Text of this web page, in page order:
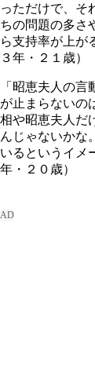
っただけで、そ
ちの問題の多さ
ら支持率が上が
３年・２１歳）
「昭恵夫人の
が止まらないの
相や昭恵夫人だ
んじゃないかな
いるというイメ
年・２０歳）